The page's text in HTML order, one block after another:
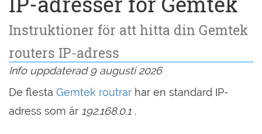
Instruktioner för att hitta din Gemtek
routers IP-adress
Info uppdaterad 9 augusti 2026
De flesta Gemtek routrar har en standard IP-
adress som är 192.168.0.1 .